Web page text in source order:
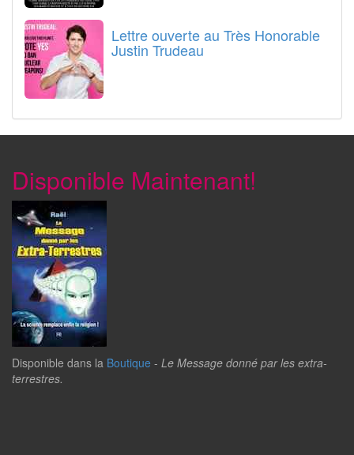
Lettre ouverte au Très Honorable
Justin Trudeau
Disponible Maintenant!
Disponible dans la Boutique - Le Message donné par les extra-
terrestres.